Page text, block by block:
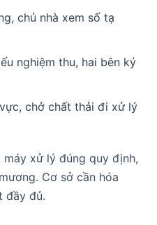
chủ nhà xem số tạ
nghiệm thu, hai bên ký
chở chất thải đi xử lý
xử lý đúng quy định,
Cơ sở cần hóa
đầy đủ.